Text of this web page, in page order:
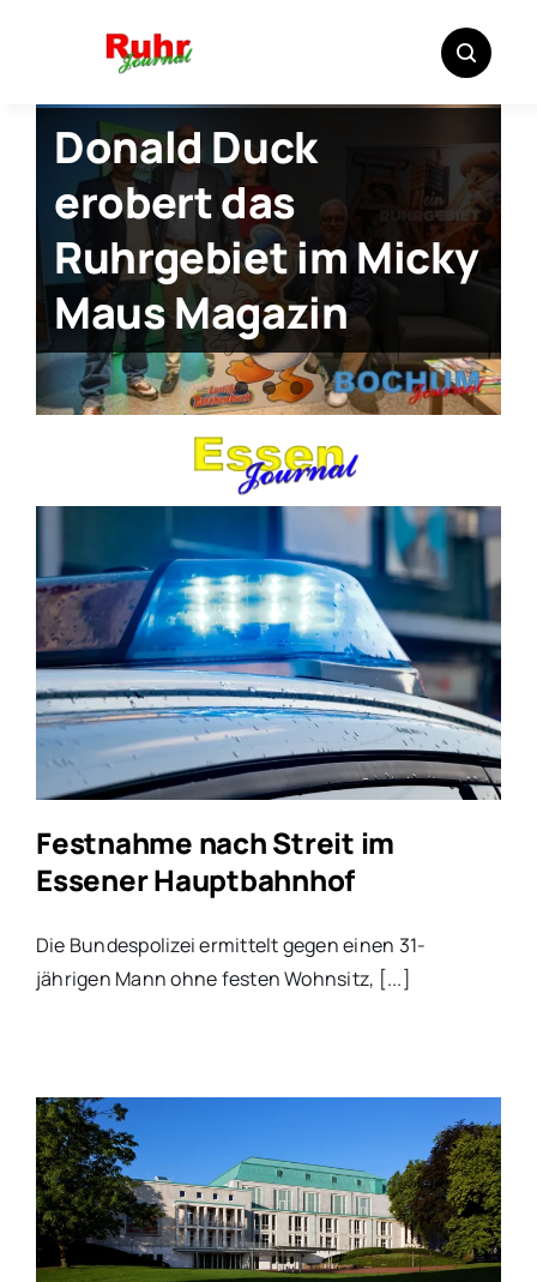
Donald Duck
erobert das
Ruhrgebiet im Micky
Maus Magazin
EmscherLippePLUS
will die eREGIONALE
2033
Budenkultur
Festnahme nach Streit im
Essener Hauptbahnhof
Die Bundespolizei ermittelt gegen einen 31-
jährigen Mann ohne festen Wohnsitz, [...]